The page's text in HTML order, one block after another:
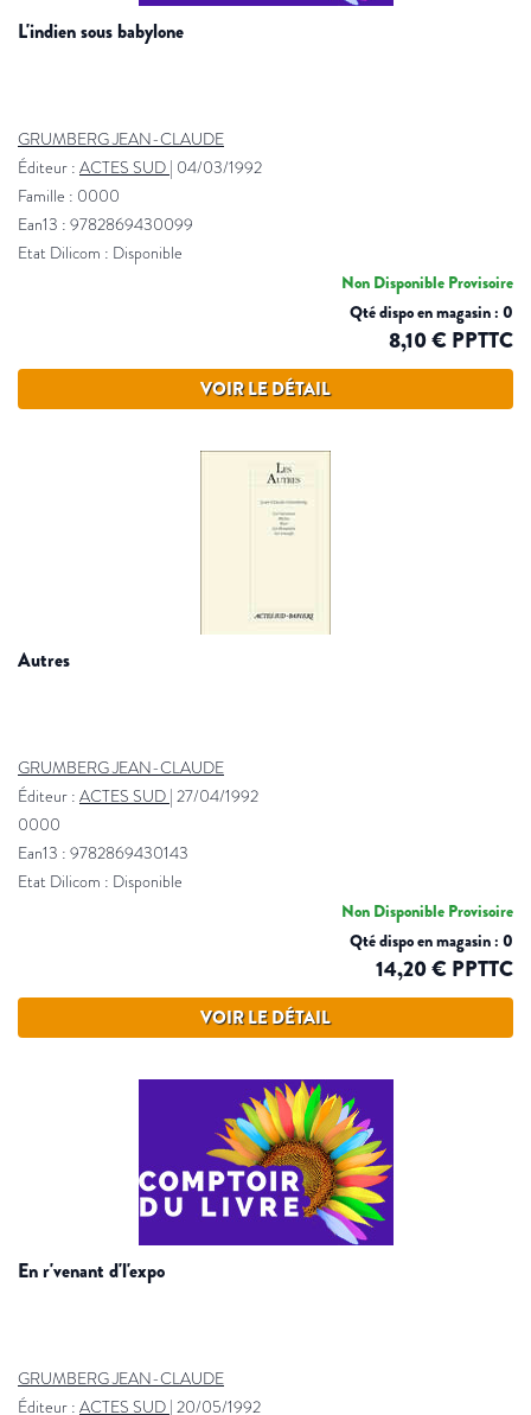
l'indien sous babylone
GRUMBERG JEAN-CLAUDE
Éditeur : ACTES SUD | 04/03/1992
Famille : 0000
Ean13 : 9782869430099
Etat Dilicom : Disponible
Non Disponible Provisoire
Qté dispo en magasin : 0
8,10 € PPTTC
VOIR LE DÉTAIL
autres
GRUMBERG JEAN-CLAUDE
Éditeur : ACTES SUD | 27/04/1992
0000
Ean13 : 9782869430143
Etat Dilicom : Disponible
Non Disponible Provisoire
Qté dispo en magasin : 0
14,20 € PPTTC
VOIR LE DÉTAIL
en r'venant d'l'expo
GRUMBERG JEAN-CLAUDE
Éditeur : ACTES SUD | 20/05/1992